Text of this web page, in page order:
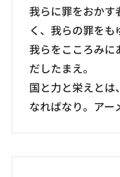
我らに罪をおかす
く、我らの罪をも
我らをこころみに
だしたまえ。
国と力と栄えとは
なればなり。アー